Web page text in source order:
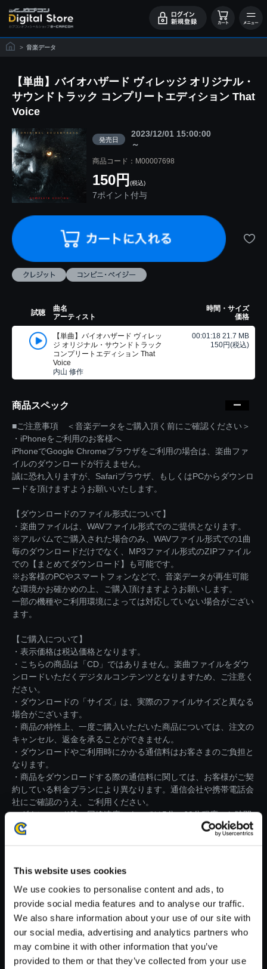
This website uses cookies
We use cookies to personalise content and ads, to
provide social media features and to analyse our traffic.
We also share information about your use of our site with
our social media, advertising and analytics partners who
may combine it with other information that you’ve
provided to them or that they’ve collected from your use
> 音楽データ
【単曲】バイオハザード ヴィレッジ オリジナル・
サウンドトラック コンプリートエディション That
Voice
発売日
2023/12/01 15:00:00
～
商品コード：M00007698
150円 (税込)
7ポイント付与
試聴
曲名
アーティスト
時間・サイズ
価格
【単曲】バイオハザード ヴィレッ
ジ オリジナル・サウンドトラック
コンプリートエディション That
Voice
内山 修作
00:01:18 21.7 MB
150円(税込)
商品スペック
■ご注意事項 ＜音楽データをご購入頂く前にご確認ください＞
・iPhoneをご利用のお客様へ
iPhoneでGoogle Chromeブラウザをご利用の場合は、楽曲ファ
イルのダウンロードが行えません。
誠に恐れ入りますが、Safariブラウザ、もしくはPCからダウンロ
ードを頂けますようお願いいたします。
【ダウンロードのファイル形式について】
・楽曲ファイルは、WAVファイル形式でのご提供となります。
※アルバムでご購入された場合のみ、WAVファイル形式での1曲
毎のダウンロードだけでなく、MP3ファイル形式のZIPファイル
での【まとめてダウンロード】も可能です。
※お客様のPCやスマートフォンなどで、音楽データが再生可能
な環境かお確かめの上、ご購入頂けますようお願いします。
一部の機種やご利用環境によっては対応していない場合がござい
ます。
【ご購入について】
・表示価格は税込価格となります。
・こちらの商品は「CD」ではありません。楽曲ファイルをダウ
ンロードいただくデジタルコンテンツとなりますため、ご注意く
ださい。
・ダウンロードの「サイズ」は、実際のファイルサイズと異なる
場合がございます。
・商品の特性上、一度ご購入いただいた商品については、注文の
キャンセル、返金を承ることができません。
・ダウンロードやご利用時にかかる通信料はお客さまのご負担と
なります。
・商品をダウンロードする際の通信料に関しては、お客様がご契
約している料金プランにより異なります。通信会社や携帯電話会
社にご確認のうえ、ご利用ください。
・ダウンロード時、回線速度によっては5分～60分程度のお時間
がかかる場合がございます。
※ご購入いただいたファイルのダウンロードの際には、通信環境
【単曲】バイオハザード ヴィレ
ッジ オリジナル・サウンドトラ